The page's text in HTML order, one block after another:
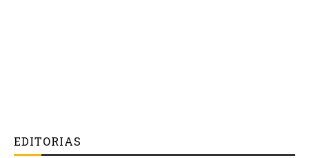
EDITORIAS